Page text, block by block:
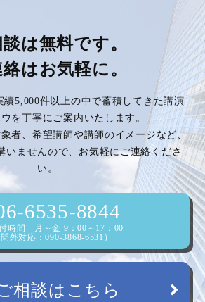
は無料です。
はお気軽に。
績5,000件以上の中で蓄積してきた講演
を丁寧にご案内いたします。
者、希望講師や講師のイメージなど、
いませんので、お気軽にご連絡くださ
い。
6535-8844
時間 月～金 9：00～17：00
間外対応：090-3868-6531）
相談はこちら